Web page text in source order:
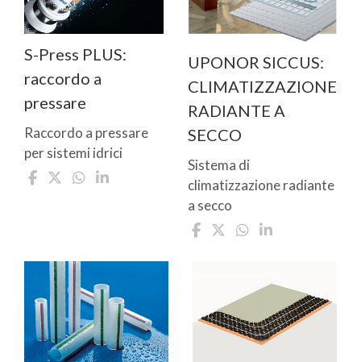
S-Press PLUS:
raccordo a
pressare
Raccordo a pressare
per sistemi idrici
UPONOR SICCUS:
CLIMATIZZAZIONE
RADIANTE A
SECCO
Sistema di
climatizzazione radiante
a secco